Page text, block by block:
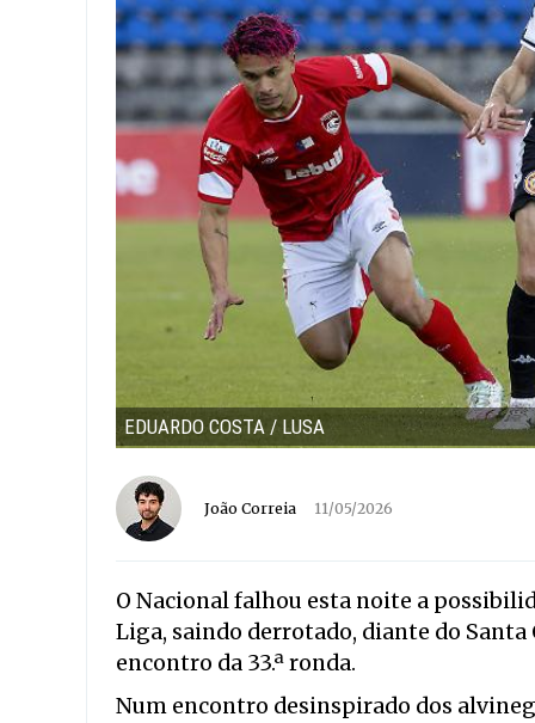
EDUARDO COSTA / LUSA
João Correia 11/05/2026
O Nacional falhou esta noite a
Liga, saindo derrotado, diante do
encontro da 33.ª ronda.
Num encontro desinspirado dos